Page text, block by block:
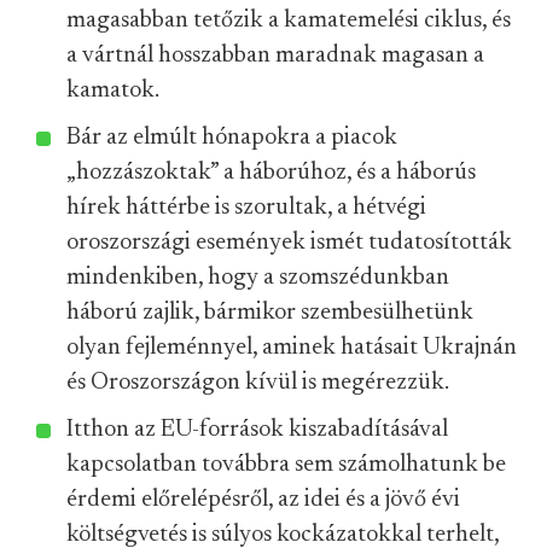
magasabban tetőzik a kamatemelési ciklus, és
a vártnál hosszabban maradnak magasan a
kamatok.
Bár az elmúlt hónapokra a piacok
„hozzászoktak” a háborúhoz, és a háborús
hírek háttérbe is szorultak, a hétvégi
oroszországi események ismét tudatosították
mindenkiben, hogy a szomszédunkban
háború zajlik, bármikor szembesülhetünk
olyan fejleménnyel, aminek hatásait Ukrajnán
és Oroszországon kívül is megérezzük.
Itthon az EU-források kiszabadításával
kapcsolatban továbbra sem számolhatunk be
érdemi előrelépésről, az idei és a jövő évi
költségvetés is súlyos kockázatokkal terhelt,